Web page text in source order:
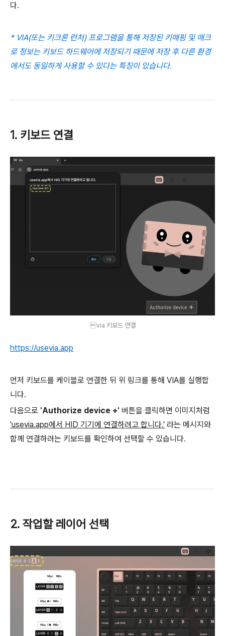
다.
* VIA(또는 키크론 런처) 프로그램을 통해 저장된 키매핑 및 매크
로 정보는 키보드 하드웨어에 저장되기 때문에 저장 후 다른 환경
에서도 동일하게 사용할 수 있다는 특징이 있습니다.
1. 키보드 연결
via 키보드 연결
https://usevia.app
먼저 키보드를 케이블로 연결한 뒤 위 링크를 통해 VIA를 실행합
니다.
다음으로 'Authorize device +' 버튼을 클릭하면 이미지처럼
'usevia.app에서 HID 기기에 연결하려고 합니다.' 라는 메시지와
함께 연결하려는 키보드를 확인하여 선택할 수 있습니다.
2. 작업할 레이어 선택